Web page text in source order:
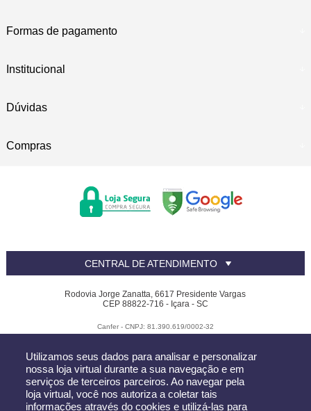
Utilizamos seus dados para analisar e personalizar
nossa loja virtual durante a sua navegação e em
serviços de terceiros parceiros. Ao navegar pela
loja virtual, você nos autoriza a coletar tais
informações através do cookies e utilizá-las para
Formas de pagamento
Institucional
Dúvidas
Compras
CENTRAL DE ATENDIMENTO
Rodovia Jorge Zanatta, 6617 Presidente Vargas
CEP 88822-716 - Içara - SC
Canfer - CNPJ: 81.390.619/0002-32